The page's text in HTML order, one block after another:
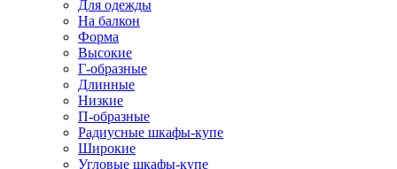
Для одежды
На балкон
Форма
Высокие
Г-образные
Длинные
Низкие
П-образные
Радиусные шкафы-купе
Широкие
Угловые шкафы-купе